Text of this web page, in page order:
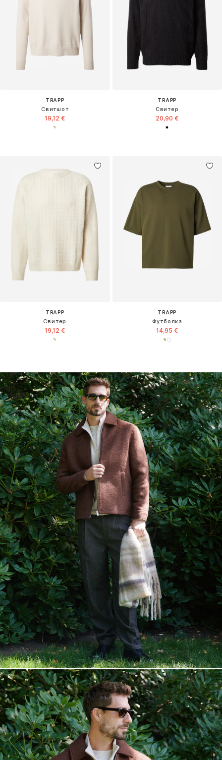
TRAPP
Свитшот
19,12 €
TRAPP
Свитер
20,90 €
TRAPP
Свитер
19,12 €
TRAPP
Футболка
14,95 €